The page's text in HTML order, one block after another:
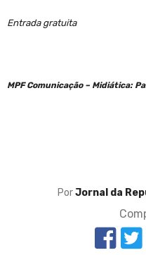
Entrada gratuita
MPF Comunicação – Midiática:
PorJornal da